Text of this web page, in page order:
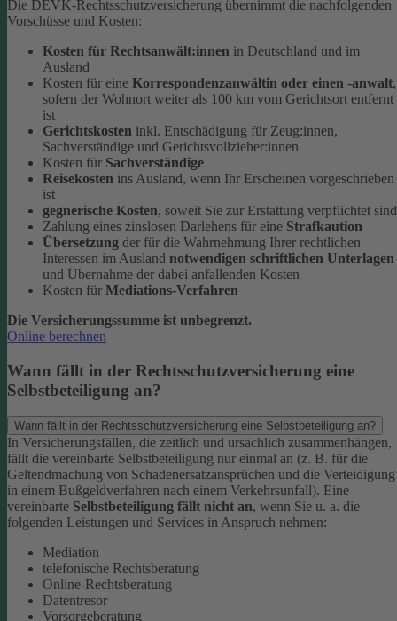
Die DEVK-Rechtsschutzversicherung übernimmt die nachfolgenden
Vorschüsse und Kosten:
Kosten für Rechtsanwält:innen in Deutschland und im
Ausland
Kosten für eine Korrespondenzanwältin oder einen -anwalt,
sofern der Wohnort weiter als 100 km vom Gerichtsort entfernt
ist
Gerichtskosten inkl. Entschädigung für Zeug:innen,
Sachverständige und Gerichtsvollzieher:innen
Kosten für Sachverständige
Reisekosten ins Ausland, wenn Ihr Erscheinen vorgeschrieben
ist
gegnerische Kosten, soweit Sie zur Erstattung verpflichtet sind
Zahlung eines zinslosen Darlehens für eine Strafkaution
Übersetzung der für die Wahrnehmung Ihrer rechtlichen
Interessen im Ausland notwendigen schriftlichen Unterlagen
und Übernahme der dabei anfallenden Kosten
Kosten für Mediations-Verfahren
Die Versicherungssumme ist unbegrenzt.
Online berechnen
Wann fällt in der Rechtsschutzversicherung eine
Selbstbeteiligung an?
Wann fällt in der Rechtsschutzversicherung eine Selbstbeteiligung an?
In Versicherungsfällen, die zeitlich und ursächlich zusammenhängen,
fällt die vereinbarte Selbstbeteiligung nur einmal an (z. B. für die
Geltendmachung von Schadenersatzansprüchen und die Verteidigung
in einem Bußgeldverfahren nach einem Verkehrsunfall). Eine
vereinbarte Selbstbeteiligung fällt nicht an, wenn Sie u. a. die
folgenden Leistungen und Services in Anspruch nehmen:
Mediation
telefonische Rechtsberatung
Online-Rechtsberatung
Datentresor
Vorsorgeberatung